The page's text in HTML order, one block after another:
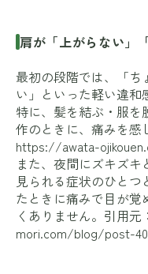
肩が「上がらない」
最初の段階では、「ち
い」といった軽い違和
特に、髪を結ぶ・服を
作のときに、痛みを感
https://awata-
また、夜間にズキズ
見られる症状のひと
たときに痛みで目が覚
くありません。引用元：
mori.com/blog/post-